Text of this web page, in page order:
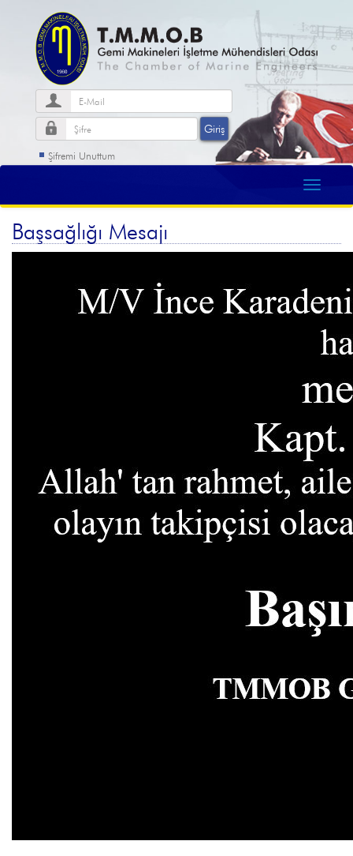
Şifremi Unuttum
Başsağlığı Mesajı